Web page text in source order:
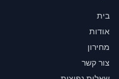
בית
אודות
מחירון
צור קשר